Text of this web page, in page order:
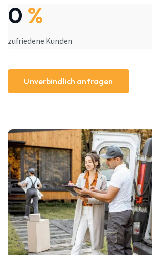
0 %
zufriedene Kunden
Unverbindlich anfragen